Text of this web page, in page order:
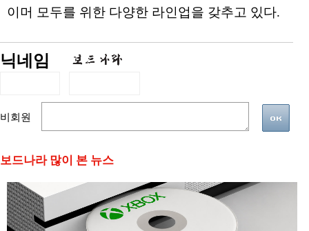
이머 모두를 위한 다양한 라인업을 갖추고 있다.
닉네임
비회원
보드나라 많이 본 뉴스